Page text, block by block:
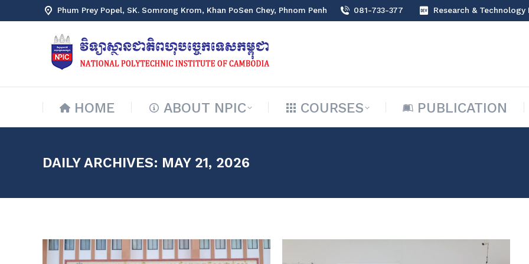
Phum Prey Popel, SK. Somrong Krom, Khan PoSen Chey, Phnom Penh 081-733-377 Research &
HOME ABOUT NPIC COURSES PUBLICATION
DAILY ARCHIVES: MAY 21, 2026
HOME ABOUT NPIC COURSES PUBLICATION